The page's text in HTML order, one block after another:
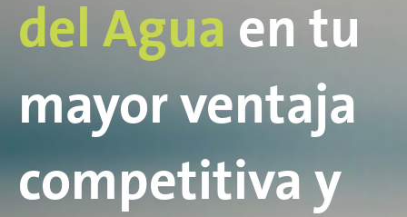
del Agua en tu
mayor ventaja
competitiva y